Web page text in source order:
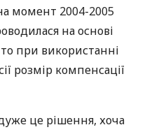
момент 2004-2005
на основі
то при використанні
розмір компенсації
це рішення, хоча